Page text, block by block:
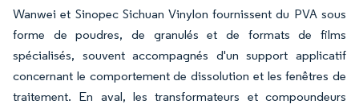
Wanwei et Sinopec Sichuan Vinylon fournissent du PVA sous
forme de poudres, de granulés et de formats de films
spécialisés, souvent accompagnés d'un support applicatif
concernant le comportement de dissolution et les fenêtres de
traitement. En aval, les transformateurs et compoundeurs